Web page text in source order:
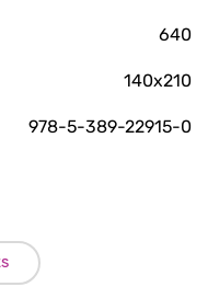
640
140х210
978-5-389-22915-0